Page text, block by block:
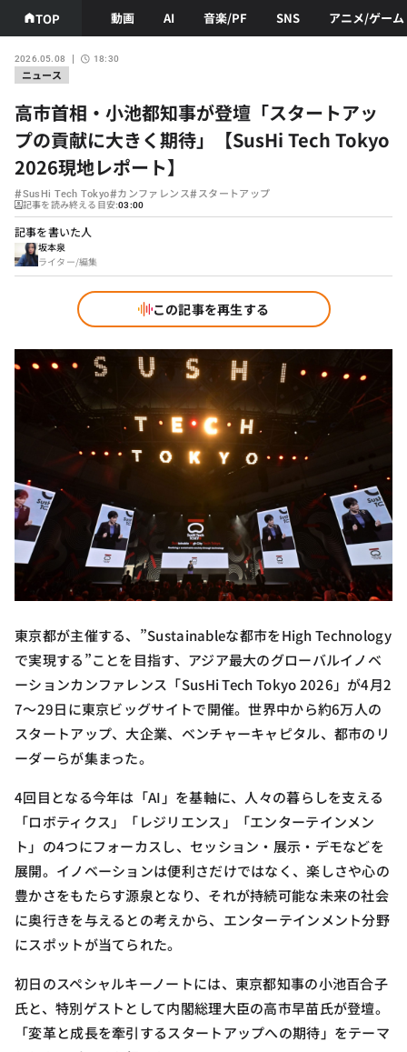
TOP 動画 AI 音楽/PF SNS アニメ/ゲーム
ニュース
2026.05.08 18:30
高市首相・小池都知事が登壇「スタートアッ
プの貢献に大きく期待」【SusHi Tech Tokyo
2026現地レポート】
#SusHi Tech Tokyo#カンファレンス#スタートアップ
記事を読み終える目安:03:00
記事を書いた人
坂本泉
ライター/編集
この記事を再生する
東京都が主催する、”Sustainableな都市をHigh Technology
で実現する”ことを目指す、アジア最大のグローバルイノベ
ーションカンファレンス「SusHi Tech Tokyo 2026」が4月2
7〜29日に東京ビッグサイトで開催。世界中から約6万人の
スタートアップ、大企業、ベンチャーキャピタル、都市のリ
ーダーらが集まった。
4回目となる今年は「AI」を基軸に、人々の暮らしを支える
「ロボティクス」「レジリエンス」「エンターテインメン
ト」の4つにフォーカスし、セッション・展示・デモなどを
展開。イノベーションは便利さだけではなく、楽しさや心の
豊かさをもたらす源泉となり、それが持続可能な未来の社会
に奥行きを与えるとの考えから、エンターテインメント分野
にスポットが当てられた。
初日のスペシャルキーノートには、東京都知事の小池百合子
氏と、特別ゲストとして内閣総理大臣の高市早苗氏が登壇。
「変革と成長を牽引するスタートアップへの期待」をテーマ